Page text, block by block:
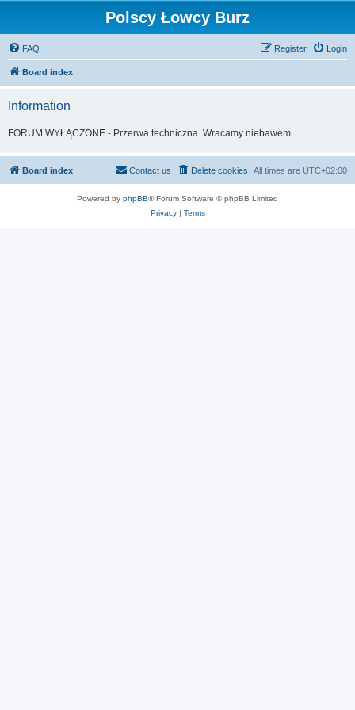
Polscy Łowcy Burz
FAQ Login
Register
Board index
Information
FORUM WYŁĄCZONE - Przerwa techniczna. Wracamy niebawem
Board index All times are UTC+02:00
Delete cookies
Contact us
Powered by phpBB® Forum Software © phpBB Limited
Privacy| Terms